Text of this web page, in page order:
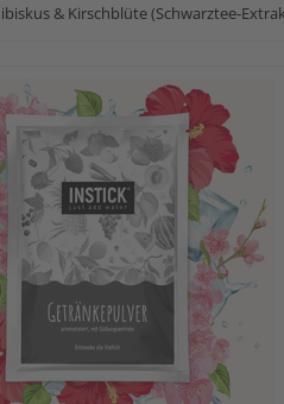
& Kirschblüte (Schwarztee-